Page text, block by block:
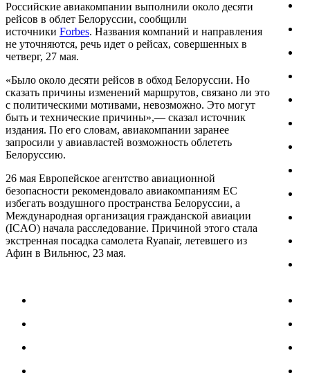
Российские авиакомпании выполнили около десяти
рейсов в облет Белоруссии, сообщили
источники Forbes. Названия компаний и направления
не уточняются, речь идет о рейсах, совершенных в
четверг, 27 мая.
«Было около десяти рейсов в обход Белоруссии. Но
сказать причины изменений маршрутов, связано ли это
с политическими мотивами, невозможно. Это могут
быть и технические причины»,— сказал источник
издания. По его словам, авиакомпании заранее
запросили у авиавластей возможность облететь
Белоруссию.
26 мая Европейское агентство авиационной
безопасности рекомендовало авиакомпаниям ЕС
избегать воздушного пространства Белоруссии, а
Международная организация гражданской авиации
(ICAO) начала расследование. Причиной этого стала
экстренная посадка самолета Ryanair, летевшего из
Афин в Вильнюс, 23 мая.